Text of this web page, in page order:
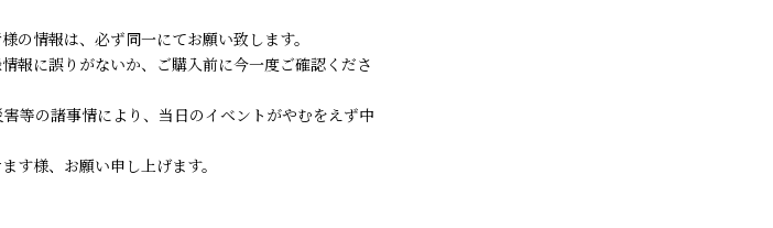
の情報は、必ず同一にてお願い致します。
報に誤りがないか、ご購入前に今一度ご確認くださ
等の諸事情により、当日のイベントがやむをえず中
す様、お願い申し上げます。